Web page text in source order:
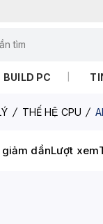
BUILD PC
THẾ HỆ CPU
giảm dầnLượt xem